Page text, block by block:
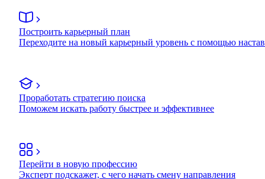
Построить карьерный план
Переходите на новый карьерный уровень с помощью
Проработать стратегию поиска
Поможем искать работу быстрее и эффективнее
Перейти в новую профессию
Эксперт подскажет, с чего начать смену направления